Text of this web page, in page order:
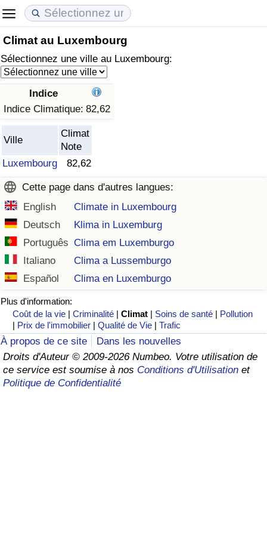
Climat au Luxembourg
Sélectionnez une ville au Luxembourg:
Indice
Indice Climatique: 82,62
Ville
Climat
Note
Luxembourg
82,62
Cette page dans d'autres langues:
English
Climate in Luxembourg
Deutsch
Klima in Luxemburg
Português Clima em Luxemburgo
Italiano
Clima a Lussemburgo
Español
Clima en Luxemburgo
Plus d'information:
Coût de la vie |Criminalité |Climat | Soins de santé | Pollution
| Prix de l'immobilier |Qualité de Vie |Trafic
À propos de ce site
Dans les nouvelles
Droits d'Auteur © 2009-2026 Numbeo. Votre utilisation de
ce service est soumise à nos Conditions d'Utilisation et
Politique de Confidentialité
Coût de la vie
Indice du Coût de la Vie (Actuel)
Indice du Coût de la Vie
Indice du coût de la vie par pays
à Akaba
Prix de l'immobilier
Indice des Prix de l'immobilier (Actuel)
Indice des Prix de l'immobilier
Indice des Prix de l'immobilier par Pays
Qualité de Vie
Indice de Qualité de Vie
Indice de Qualité de Vie (Actuel)
Indice de qualité de vie par pays
Criminalité
Indice de Criminalité
Indice de criminalité par pays
Indice des soins de santé (Actuel)
Indice des soins de santé
Indice des soins de santé par Pays